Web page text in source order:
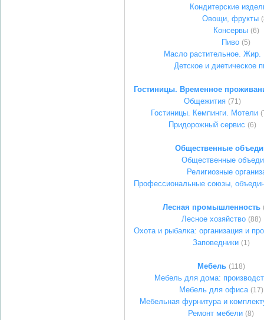
Кондитерские
Овощи, фрукты
Консервы (6)
Пиво (5)
Масло растительное. Жир.
Детское и диетическое
Гостиницы. Временное
Общежития (71)
Гостиницы. Кемпинги. Мотели
Придорожный сервис (6)
Общественные
Общественные
Религиозные
Профессиональные союзы,
Лесная промышленность
Лесное хозяйство (88)
Охота и рыбалка: организация и
Заповедники (1)
Мебель (118)
Мебель для дома:
Мебель для офиса (17)
Мебельная фурнитура и
Ремонт мебели (8)